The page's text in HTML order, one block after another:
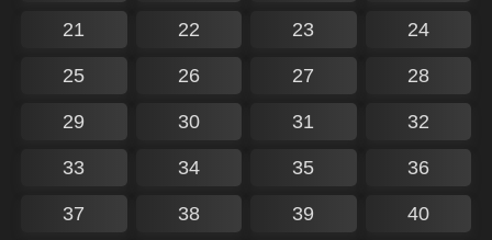
21 22 23 24
25 26 27 28
29 30 31 32
33 34 35 36
37 38 39 40